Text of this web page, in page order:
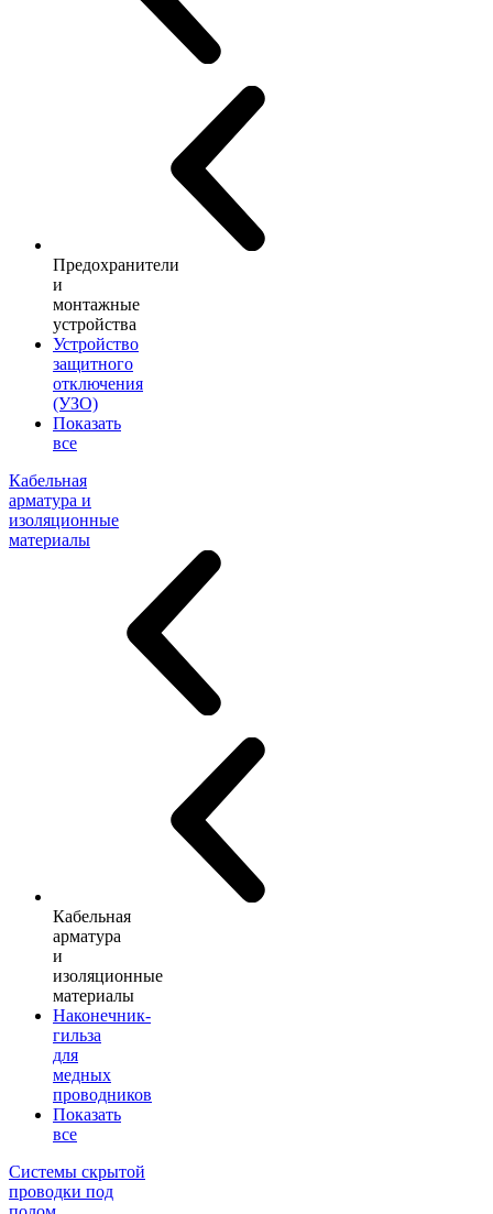
Предохранители
и
монтажные
устройства
Устройство
защитного
отключения
(УЗО)
Показать
все
Кабельная
арматура и
изоляционные
материалы
Кабельная
арматура
и
изоляционные
материалы
Наконечник-
гильза
для
медных
проводников
Показать
все
Системы скрытой
проводки под